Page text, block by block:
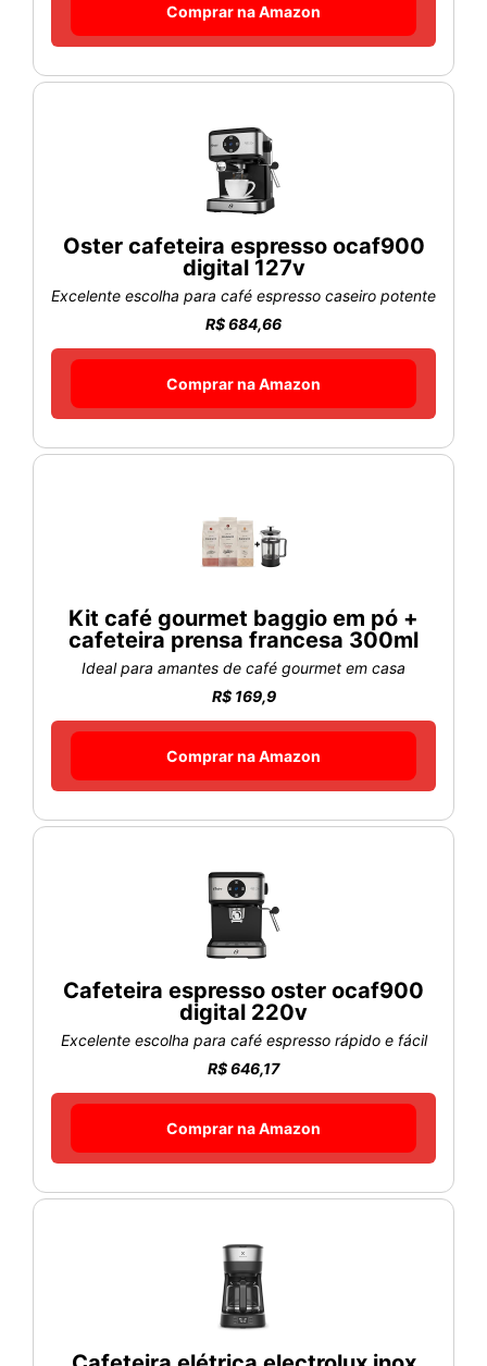
Comprar na Amazon
Oster cafeteira espresso ocaf900
digital 127v
Excelente escolha para café espresso caseiro potente
R$ 684,66
Comprar na Amazon
Kit café gourmet baggio em pó +
cafeteira prensa francesa 300ml
Ideal para amantes de café gourmet em casa
R$ 169,9
Comprar na Amazon
Cafeteira espresso oster ocaf900
digital 220v
Excelente escolha para café espresso rápido e fácil
R$ 646,17
Comprar na Amazon